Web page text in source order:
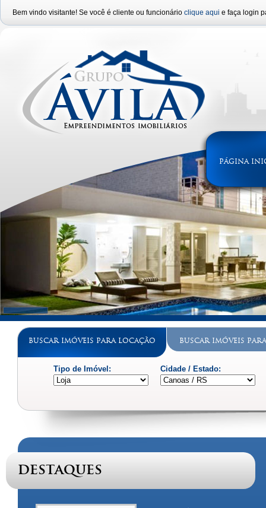
Bem vindo visitante! Se você é cliente ou funcionário clique aqui e faça login
PÁGINA
Buscar Imóveis para Locação Buscar Imóveis
Tipo de Imóvel: Cidade / Estado:
Destaques